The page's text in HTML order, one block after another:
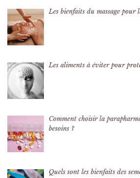
Les bienfaits du massage pour
Les aliments à éviter pour
Comment choisir la
besoins ?
Quels sont les bienfaits des